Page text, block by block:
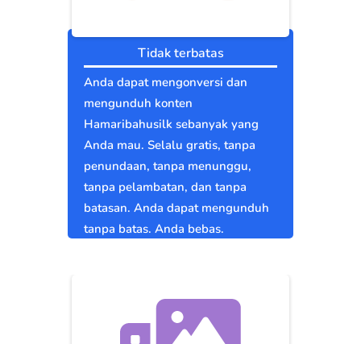
Tidak terbatas
Anda dapat mengonversi dan
mengunduh konten
Hamaribahusilk sebanyak yang
Anda mau. Selalu gratis, tanpa
penundaan, tanpa menunggu,
tanpa pelambatan, dan tanpa
batasan. Anda dapat mengunduh
tanpa batas. Anda bebas.